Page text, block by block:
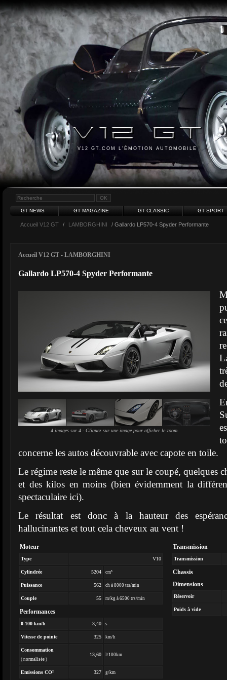
V12 GT.COM L'ÉMOTION AUTOMOBILE
GT NEWS GT MAGAZINE GT CLASSIC GT SPORT
Accueil V12 GT / LAMBORGHINI / Gallardo LP570-4 Spyder Performante
Accueil V12 GT - LAMBORGHINI
Gallardo LP570-4 Spyder Performante
4 images sur 4 - Cliquez sur une image pour afficher le zoom.
concerne les autos découvrable avec capote en toile.
Le régime reste le même que sur le coupé, quelques
et des kilos en moins (bien évidemment la
spectaculaire ici).
Le résultat est donc à la hauteur des
hallucinantes et tout cela cheveux au vent !
Moteur
Type V10
Cylindrée 5204 cm³
Puissance 562 ch à 8000 trs/min
Couple 55 m/kg à 6500 trs/min
Performances
0-100 km/h 3,40 s
Vitesse de pointe 325 km/h
Consommation
( normalisée )
13,60 l/100km
Emissions CO² 327 g/km
Transmission
Transmission
Chassis
Dimensions
Réservoir
Poids à vide